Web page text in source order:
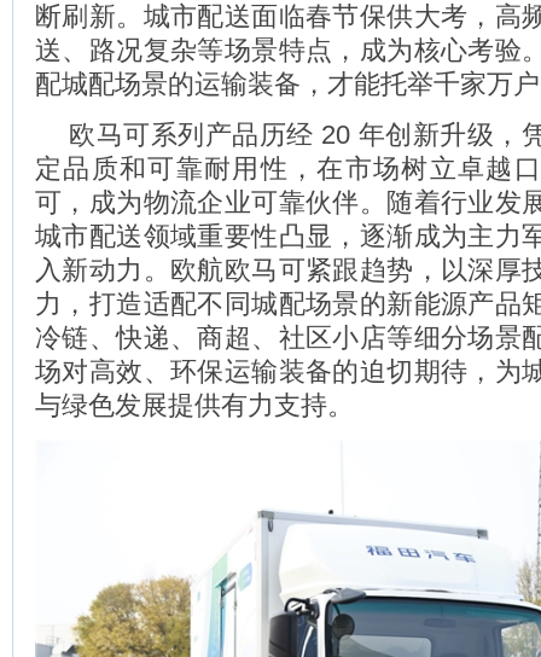
断刷新。城市配送面临春节保供大考，高
送、路况复杂等场景特点，成为核心考验
配城配场景的运输装备，才能托举千家万
欧马可系列产品历经 20 年创新升级，
定品质和可靠耐用性，在市场树立卓越
可，成为物流企业可靠伙伴。随着行业发
城市配送领域重要性凸显，逐渐成为主力
入新动力。欧航欧马可紧跟趋势，以深厚
力，打造适配不同城配场景的新能源产品
冷链、快递、商超、社区小店等细分场景
场对高效、环保运输装备的迫切期待，为
与绿色发展提供有力支持。